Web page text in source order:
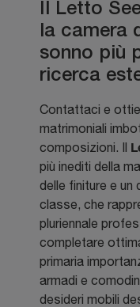
Il Letto
la camera
sonno più
ricerca
Contattaci e
matrimoniali
composizioni. Il
più inediti della
delle finiture e un
classe, che
pluriennale
completare
primaria
armadi e
desideri mobili